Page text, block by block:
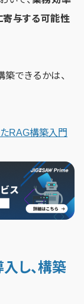
寄与する可能性
できるかは、
たRAG構築入門
し、構築